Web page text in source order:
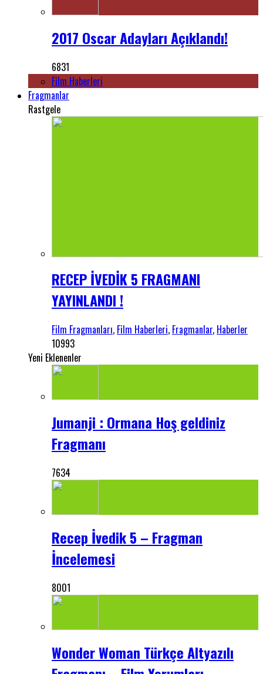
2017 Oscar Adayları Açıklandı!
6831
Film Haberleri
Fragmanlar
Rastgele
RECEP İVEDİK 5 FRAGMANI
YAYINLANDI !
Film Fragmanları, Film Haberleri, Fragmanlar, Haberler
10993
Yeni Eklenenler
Jumanji : Ormana Hoş geldiniz
Fragmanı
7634
Recep İvedik 5 – Fragman
İncelemesi
8001
Wonder Woman Türkçe Altyazılı